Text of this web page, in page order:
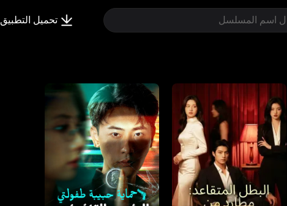
تحميل التطبيق